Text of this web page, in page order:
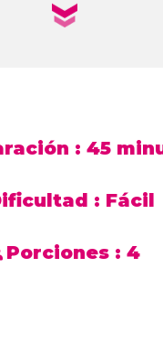
: 45
: Fácil
Porciones : 4